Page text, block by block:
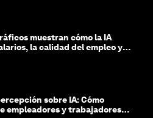
muestran cómo la IA
la calidad del empleo y
sobre IA: Cómo
empleadores y trabajadores